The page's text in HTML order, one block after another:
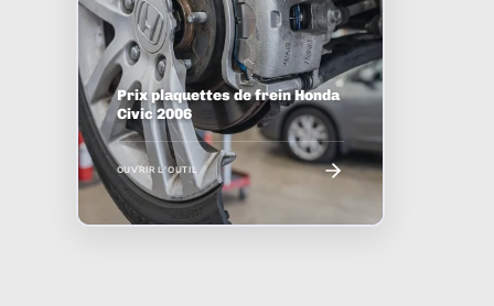
Prix plaquettes de frein Honda
Civic 2006
OUVRIR L'OUTIL